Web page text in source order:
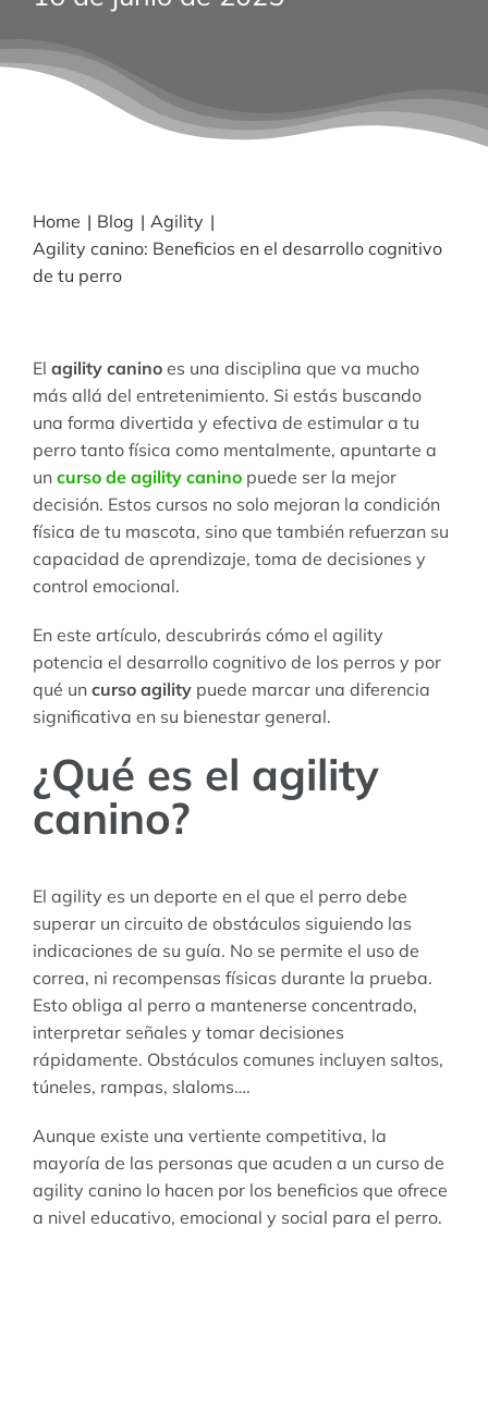
NOTICIAS
Home Blog
Agility
Agility canino: Beneficios en el desarrollo cognitivo
de tu perro
El agility caninoes una disciplina que va mucho
más allá del entretenimiento. Si estás buscando
una forma divertida y efectiva de estimular a tu
perro tanto física como mentalmente, apuntarte a
un curso de agility caninopuede ser la mejor
decisión. Estos cursos no solo mejoran la condición
física de tu mascota, sino que también refuerzan su
capacidad de aprendizaje, toma de decisiones y
control emocional.
En este artículo, descubrirás cómo el agility
potencia el desarrollo cognitivo de los perros y por
qué un curso agilitypuede marcar una diferencia
significativa en su bienestar general.
¿Qué es el agility
canino?
El agility es un deporte en el que el perro debe
superar un circuito de obstáculos siguiendo las
indicaciones de su guía. No se permite el uso de
correa, ni recompensas físicas durante la prueba.
Esto obliga al perro a mantenerse concentrado,
interpretar señales y tomar decisiones
rápidamente. Obstáculos comunes incluyen saltos,
túneles, rampas, slaloms….
Aunque existe una vertiente competitiva, la
mayoría de las personas que acuden a un curso de
agility canino lo hacen por los beneficios que ofrece
a nivel educativo, emocional y social para el perro.